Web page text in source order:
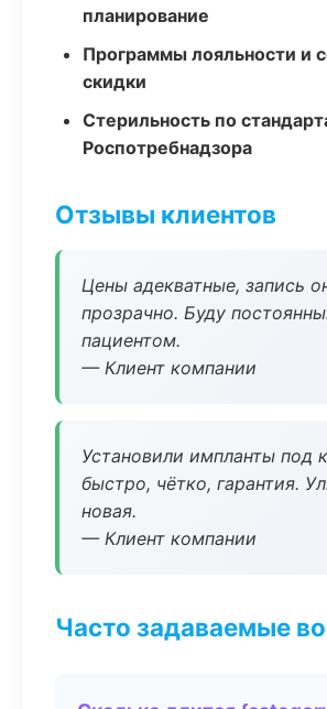
планирование
Программы лояльности и
скидки
Стерильность по
Роспотребнадзора
Отзывы клиентов
Цены адекватные, запись
прозрачно. Буду
пациентом.
— Клиент компании
Установили импланты под
быстро, чётко, гарантия.
новая.
— Клиент компании
Часто задаваемые